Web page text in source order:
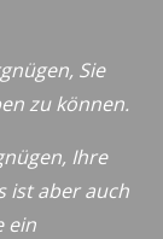
Sie
zu können.
Ihre
ist aber auch
ein